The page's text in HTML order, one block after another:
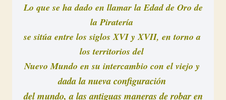
Lo que se ha dado en llamar la Edad de Oro de
la Piratería
se sitúa entre los siglos XVI y XVII, en torno a
los territorios del
Nuevo Mundo en su intercambio con el viejo y
dada la nueva configuración
del mundo, a las antiguas maneras de robar en